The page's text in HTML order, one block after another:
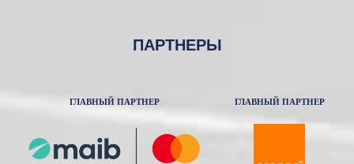
ПАРТНЕРЫ
ГЛАВНЫЙ ПАРТНЕР ГЛАВНЫЙ ПАРТНЕР